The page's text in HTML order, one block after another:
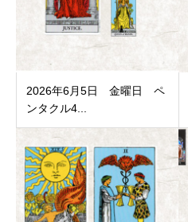
2026年6月5日 金曜日 ペ
ンタクル4...